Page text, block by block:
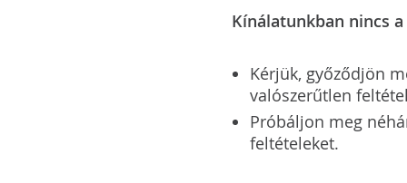
Kínálatunkban nincs
Kérjük, győződjön
valószerűtlen
Próbáljon meg
feltételeket.